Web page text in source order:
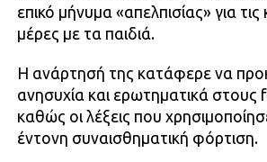
επικό μήνυμα «απελπισίας» για τις
μέρες με τα παιδιά.
H ανάρτησή της κατάφερε να
ανησυχία και ερωτηματικά στους
καθώς οι λέξεις που
έντονη συναισθηματική φόρτιση.